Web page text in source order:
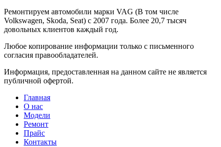
Ремонтируем автомобили марки VAG (В том числе
Volkswagen, Skoda, Seat) с 2007 года. Более 20,7 тысяч
довольных клиентов каждый год.
Любое копирование информации только с письменного
согласия правообладателей.
Информация, предоставленная на данном сайте не является
публичной офертой.
Главная
О нас
Модели
Ремонт
Прайс
Контакты